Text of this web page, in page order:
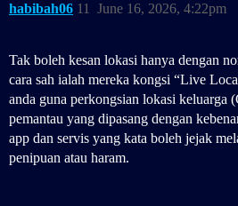
habibah06 June 16, 2026, 4:22pm
11
Tak boleh kesan lokasi hanya dengan
cara sah ialah mereka kongsi “Live
anda guna perkongsian lokasi keluarga
pemantau yang dipasang dengan
app dan servis yang kata boleh jejak
penipuan atau haram.